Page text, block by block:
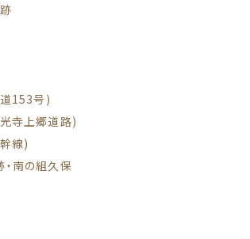
153号)
寺上郷道路)
線)
南の組久保